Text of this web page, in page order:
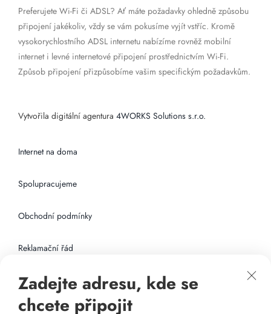
Preferujete Wi-Fi či ADSL? Ať máte požadavky ohledně způsobu
připojení jakékoliv, vždy se vám pokusíme vyjít vstříc. Kromě
vysokorychlostního ADSL internetu nabízíme rovněž mobilní
internet i levné internetové připojení prostřednictvím Wi-Fi.
Způsob připojení přizpůsobíme vašim specifickým požadavkům.
Vytvořila digitální agentura 4WORKS Solutions s.r.o.
Internet na doma
Spolupracujeme
Obchodní podmínky
Reklamační řád
Připojení k internetu
Zadejte adresu, kde se
chcete připojit